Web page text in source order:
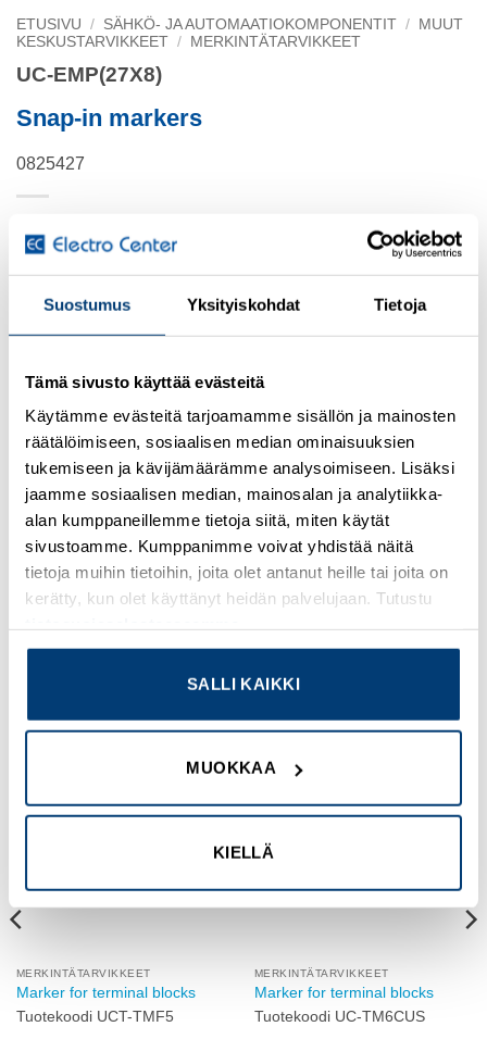
Suostumus Yksityiskohdat Tietoja
Tämä sivusto käyttää evästeitä
Käytämme evästeitä tarjoamamme sisällön ja mainosten
räätälöimiseen, sosiaalisen median ominaisuuksien
tukemiseen ja kävijämäärämme analysoimiseen. Lisäksi
jaamme sosiaalisen median, mainosalan ja analytiikka-
alan kumppaneillemme tietoja siitä, miten käytät
sivustoamme. Kumppanimme voivat yhdistää näitä
tietoja muihin tietoihin, joita olet antanut heille tai joita on
kerätty, kun olet käyttänyt heidän palvelujaan. Tutustu
SALLI KAIKKI
MUOKKAA
KIELLÄ
ETUSIVU / SÄHKÖ- JA AUTOMAATIOKOMPONENTIT /
MUUT
KESKUSTARVIKKEET / MERKINTÄTARVIKKEET
UC-EMP(27X8)
Snap-in markers
0825427
Kirjaudu sisään nähdäksesi hinnat ja käyttääksesi
verkkokauppaa
with: BLUEMARK ID COLOR, BLUEMARK ID,
BLUEMARK CLED, PLOTMARK, CMS-P1-PLOTTER,
mounting type: snapped into marker carrier, lettering field
size: 27 x 8 mm
Lisätietoja tuotteesta
Osasto: Merkintätarvikkeet
wishlist
MERKINTÄTARVIKKEET
Marker for terminal blocks
Tuotekoodi UCT-TMF5
wishlist
MERKINTÄTARVIKKEET
Marker for terminal blocks
Tuotekoodi UC-TM6CUS